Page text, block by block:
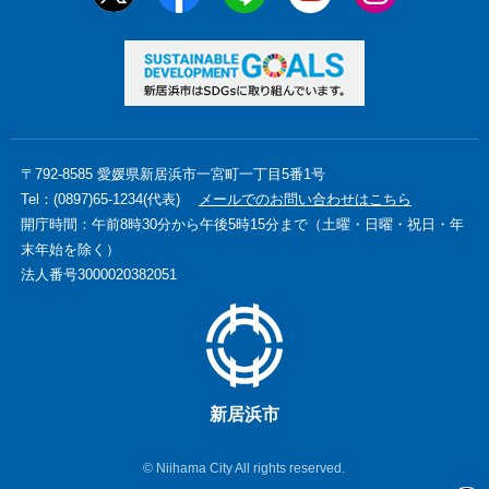
新居浜市
〒792-8585 愛媛県新居浜市一宮町一丁目5番1号
Tel：(0897)65-1234(代表)
メールでのお問い合わせはこちら
開庁時間：午前8時30分から午後5時15分まで（土曜・日曜・祝日・年
末年始を除く）
法人番号3000020382051
© Niihama City All rights reserved.